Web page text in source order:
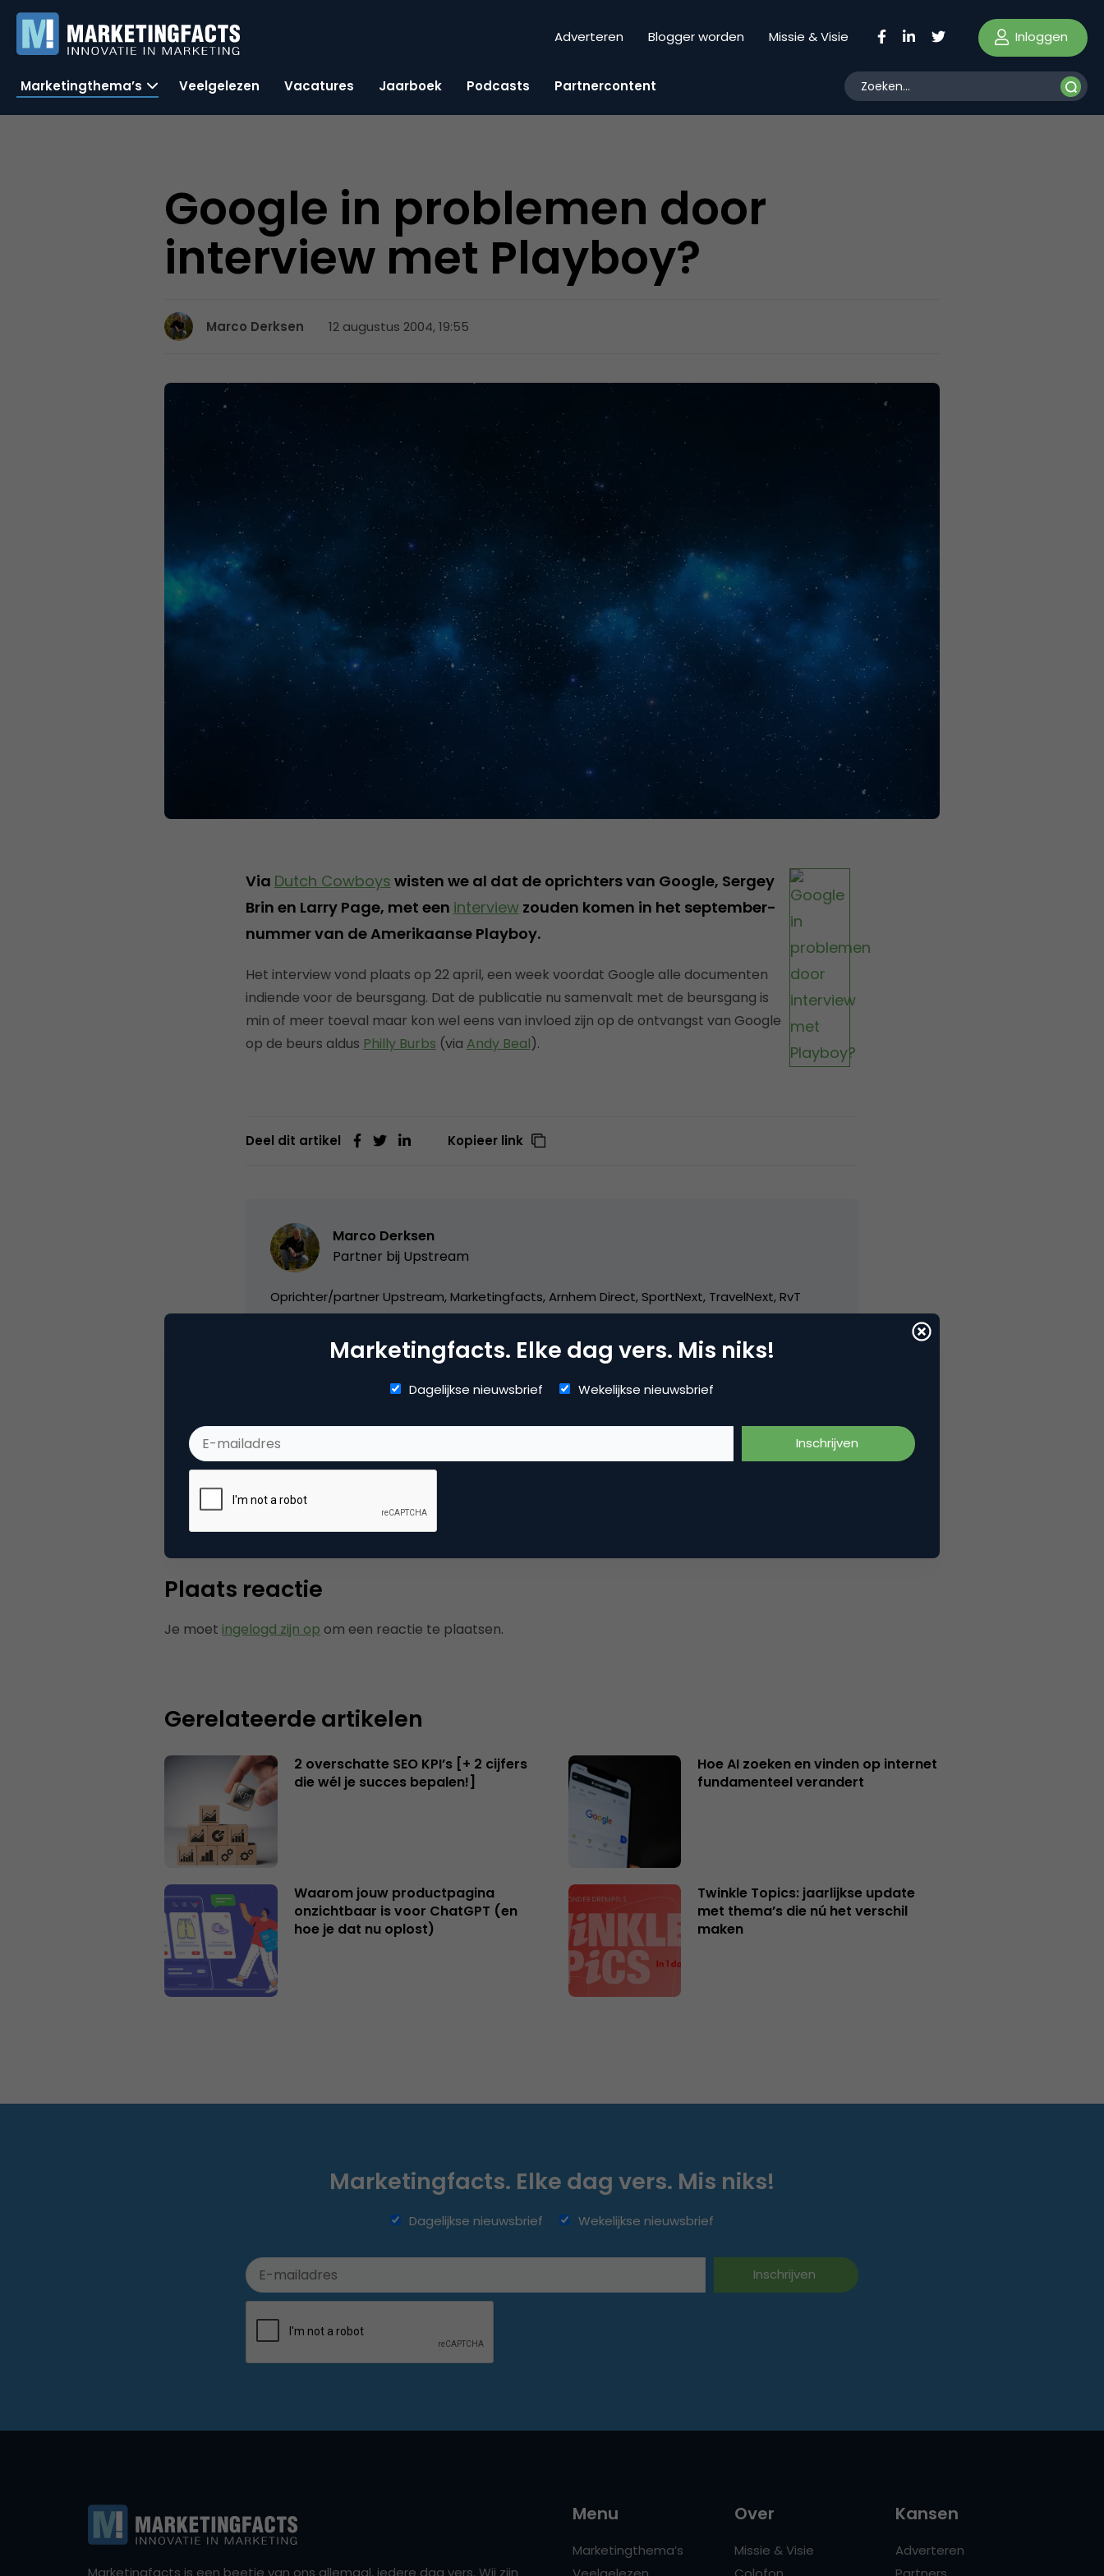
Adverteren Blogger worden Missie & Visie Inloggen
Marketingthema’s Veelgelezen Vacatures Jaarboek Podcasts Partnercontent
Google in problemen door
interview met Playboy?
Marco Derksen 12 augustus 2004, 19:55
Via Dutch Cowboys wisten we al dat de oprichters van Google, Sergey
Brin en Larry Page, met een interviewzouden komen in het september-
nummer van de Amerikaanse Playboy.
Het interview vond plaats op 22 april, een week voordat Google alle documenten
indiende voor de beursgang. Dat de publicatie nu samenvalt met de beursgang is
min of meer toeval maar kon wel eens van invloed zijn op de ontvangst van Google
op de beurs aldus Philly Burbs (via Andy Beal).
Deel dit artikel Kopieer link
Marco Derksen
Partner bij Upstream
Oprichter/partner Upstream, Marketingfacts, Arnhem Direct, SportNext, TravelNext, RvT
VPRO, Bestuur Luxor Live, social business, onderwijs, fotografie en vader!
Categorie
Tags
Plaats reactie
Je moet ingelogd zijn op om een reactie te plaatsen.
Gerelateerde artikelen
2 overschatte SEO KPI’s [+ 2 cijfers
die wél je succes bepalen!]
Hoe AI zoeken en vinden op internet
fundamenteel verandert
Waarom jouw productpagina
onzichtbaar is voor ChatGPT (en
hoe je dat nu oplost)
Twinkle Topics: jaarlijkse update
met thema’s die nú het verschil
maken
Marketingfacts. Elke dag vers. Mis niks!
Dagelijkse nieuwsbrief Wekelijkse nieuwsbrief
Marketingfacts. Elke dag vers. Mis niks!
Dagelijkse nieuwsbrief Wekelijkse nieuwsbrief
Marketingfacts is een beetje van ons allemaal, iedere dag vers. Wij zijn
Menu
Marketingthema’s
Over
Missie & Visie
Kansen
Adverteren